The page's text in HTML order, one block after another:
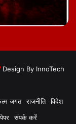
Design By InnoTech
जगत राजनीति
विदेश
संपर्क करें